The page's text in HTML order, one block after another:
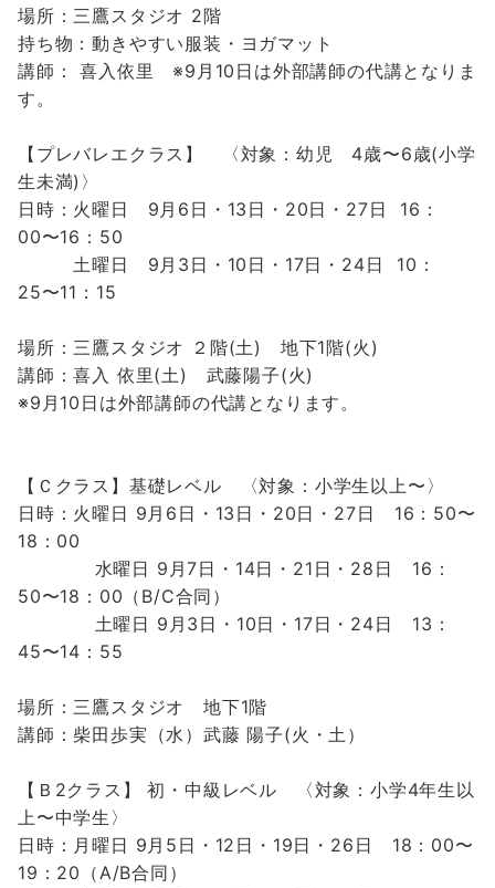
場所：三鷹スタジオ 2階
持ち物：動きやすい服装・ヨガマット
講師： 喜入依里 ※9月10日は外部講師の代講となりま
す。
【プレバレエクラス】 〈対象：幼児 4歳〜6歳(小学
生未満)〉
日時： 火曜日 9月6日・13日・20日・27日 16：
00〜16：50
土曜日 9月3日・10日・17日・24日 10：
25〜11：15
場所：三鷹スタジオ ２階(土) 地下1階(火)
講師：喜入 依里(土) 武藤陽子(火)
※9月10日は外部講師の代講となります。
【Ｃクラス】 基礎レベル 〈対象：小学生以上〜〉
日時： 火曜日 9月6日・13日・20日・27日 16：50〜
18：00
水曜日 9月7日・14日・21日・28日 16：
50〜18：00 （B/C合同）
土曜日 9月3 日・10日・17日・24日 13：
45〜14：55
場所：三鷹スタジオ 地下1階
講師：柴田歩実（水）武藤 陽子(火・土）
【Ｂ2クラス】
初・中級レベル 〈対象：小学4年生以
上〜中学生〉
日時：月曜日 9月5日・12日・19日・26日 18：00〜
19：20（A/B合同）